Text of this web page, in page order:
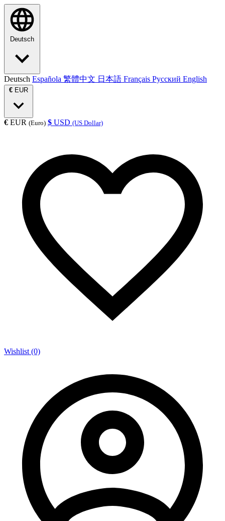
Deutsch
Deutsch Española 繁體中文 日本語 Français Русский English
€ EUR
€ EUR (Euro) $ USD (US Dollar)
Wishlist (0)